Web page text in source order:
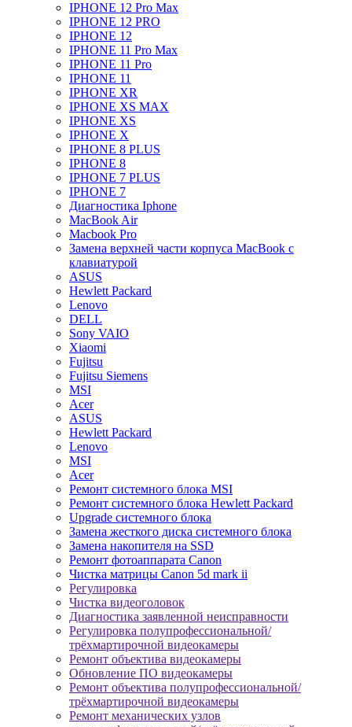
IPHONE 12 Pro Max
IPHONE 12 PRO
IPHONE 12
IPHONE 11 Pro Max
IPHONE 11 Pro
IPHONE 11
IPHONE XR
IPHONE XS MAX
IPHONE XS
IPHONE X
IPHONE 8 PLUS
IPHONE 8
IPHONE 7 PLUS
IPHONE 7
Диагностика Iphone
MacBook Air
Macbook Pro
Замена верхней части корпуса MacBook с
клавиатурой
ASUS
Hewlett Packard
Lenovo
DELL
Sony VAIO
Xiaomi
Fujitsu
Fujitsu Siemens
MSI
Acer
ASUS
Hewlett Packard
Lenovo
MSI
Acer
Ремонт системного блока MSI
Ремонт системного блока Hewlett Packard
Upgrade системного блока
Замена жесткого диска системного блока
Замена накопителя на SSD
Ремонт фотоаппарата Canon
Чистка матрицы Canon 5d mark ii
Регулировка
Чистка видеоголовок
Диагностика заявленной неисправности
Регулировка полупрофессиональной/
трёхмартирочной видеокамеры
Ремонт объектива видеокамеры
Обновление ПО видеокамеры
Ремонт объектива полупрофессиональной/
трёхмартирочной видеокамеры
Ремонт механических узлов